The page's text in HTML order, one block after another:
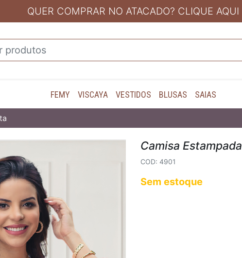
QUER COMPRAR NO ATACADO? CLIQUE AQUI
FEMY VISCAYA VESTIDOS BLUSAS SAIAS
Camisa
COD: 4901
Sem estoque